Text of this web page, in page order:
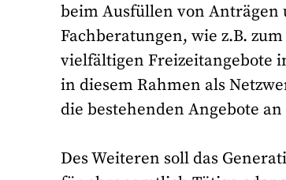
beim Ausfüllen von
Fachberatungen, wie z.B.
vielfältigen Freizeitangebote
in diesem Rahmen als
die bestehenden Angebote
Des Weiteren soll das